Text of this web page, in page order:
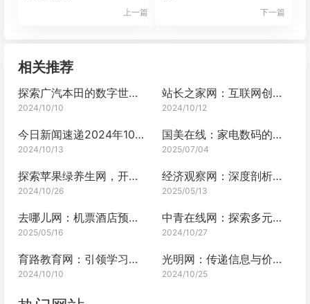
上一篇 下一篇
相关推荐
探索广汽本田的数字世界：网站体验之旅
2024/10/10
站长之家网：互联网创业的宝库
2024/10/12
今日新闻速递2024年10月13日
2024/10/13
国美在线：家电数码的购物主场
2025/07/04
探索苹果绿养生网，开启健康之旅
2024/10/26
经济观察网：深度剖析经济的宝藏平台
2025/05/13
去哪儿网：机票酒店预订的行家之选
2025/05/16
中青在线网：探索多元世界的窗口
2024/10/27
育路教育网：引领学习新风尚
2024/10/10
光明网：传递信息与价值的重要平台
2024/10/25